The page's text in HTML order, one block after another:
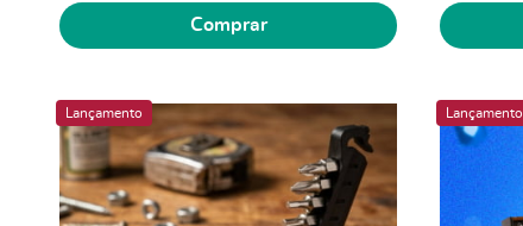
Comprar
Lançamento Lançamento